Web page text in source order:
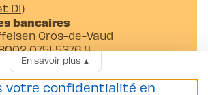
D1)
bancaires
Gros-de-Vaud
0751 5376 4
Pittet SA
23 1006 Lausanne
En savoir plus▲
votre confidentialité en